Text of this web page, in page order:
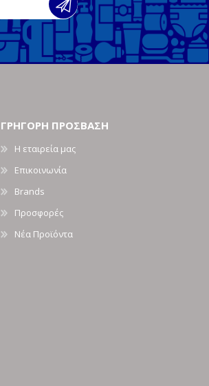
ΓΡΗΓΟΡΗ ΠΡΟΣΒΑΣΗ
Η εταιρεία μας
Επικοινωνία
Brands
Προσφορές
Νέα Προϊόντα